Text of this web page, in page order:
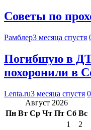
Советы по
Рамблер3 месяца спустя
Погибшую в
похоронили в
Lenta.ru3 месяца спустя 0
Август 2026
Пн Вт Ср Чт Пт Сб Вс
1
2